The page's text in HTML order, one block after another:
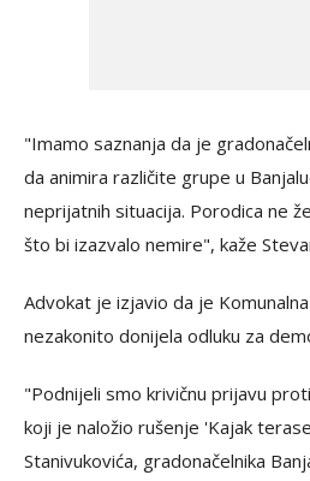
"Imamo saznanja da je
da animira različite grupe u
neprijatnih situacija. Porodica ne
što bi izazvalo nemire", kaže
Advokat je izjavio da je
nezakonito donijela odluku za
"Podnijeli smo krivičnu prijavu
koji je naložio rušenje 'Kajak
Stanivukovića, gradonačelnika